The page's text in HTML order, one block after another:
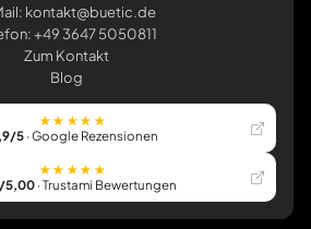
kontakt@buetic.de
+49 3647 5050811
Zum Kontakt
Blog
★★★★★
5· Google Rezensionen
★★★★★
5,00· Trustami Bewertungen